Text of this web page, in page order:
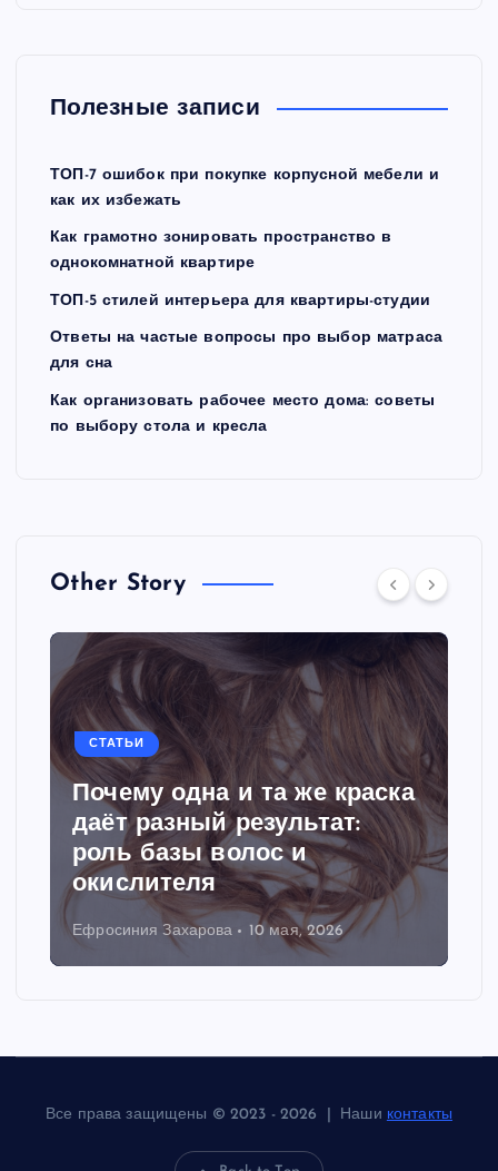
Полезные записи
ТОП-7 ошибок при покупке корпусной мебели и
как их избежать
Как грамотно зонировать пространство в
однокомнатной квартире
ТОП-5 стилей интерьера для квартиры-студии
Ответы на частые вопросы про выбор матраса
для сна
Как организовать рабочее место дома: советы
по выбору стола и кресла
Other Story
СТАТЬИ
Почему одна и та же краска
даёт разный результат:
роль базы волос и
окислителя
Ефросиния Захарова 10 мая, 2026
Все права защищены © 2023 - 2026 | Наши контакты